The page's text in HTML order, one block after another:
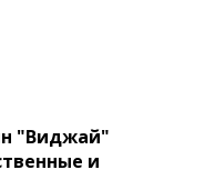
"Виджай"
и